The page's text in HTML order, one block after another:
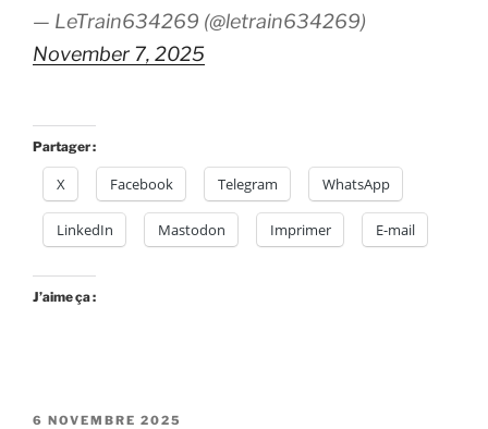
— LeTrain634269 (@letrain634269)
November 7, 2025
Partager :
X Facebook Telegram WhatsApp
LinkedIn Mastodon Imprimer E-mail
J’aime ça :
PUBLIÉ
6 NOVEMBRE 2025